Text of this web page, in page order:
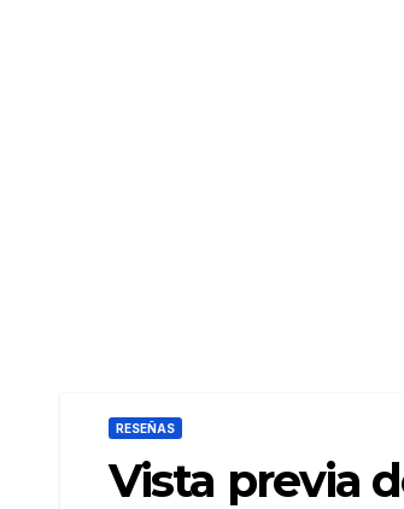
RESEÑAS
Vista previa